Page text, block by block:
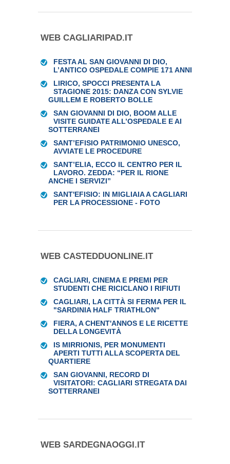
WEB CAGLIARIPAD.IT
FESTA AL SAN GIOVANNI DI DIO,
L’ANTICO OSPEDALE COMPIE 171 ANNI
LIRICO, SPOCCI PRESENTA LA
STAGIONE 2015: DANZA CON SYLVIE
GUILLEM E ROBERTO BOLLE
SAN GIOVANNI DI DIO, BOOM ALLE
VISITE GUIDATE ALL’OSPEDALE E AI
SOTTERRANEI
SANT’EFISIO PATRIMONIO UNESCO,
AVVIATE LE PROCEDURE
SANT’ELIA, ECCO IL CENTRO PER IL
LAVORO. ZEDDA: “PER IL RIONE
ANCHE I SERVIZI”
SANT'EFISIO: IN MIGLIAIA A CAGLIARI
PER LA PROCESSIONE - FOTO
WEB CASTEDDUONLINE.IT
CAGLIARI, CINEMA E PREMI PER
STUDENTI CHE RICICLANO I RIFIUTI
CAGLIARI, LA CITTÀ SI FERMA PER IL
"SARDINIA HALF TRIATHLON"
FIERA, A CHENT'ANNOS E LE RICETTE
DELLA LONGEVITÀ
IS MIRRIONIS, PER MONUMENTI
APERTI TUTTI ALLA SCOPERTA DEL
QUARTIERE
SAN GIOVANNI, RECORD DI
VISITATORI: CAGLIARI STREGATA DAI
SOTTERRANEI
WEB SARDEGNAOGGI.IT